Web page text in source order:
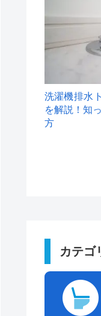
洗濯機排水
を解説！知
方
カテゴ